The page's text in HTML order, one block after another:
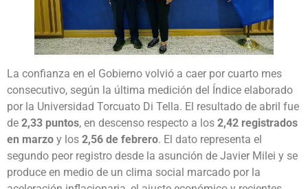
La confianza en el Gobierno volvió a caer por cuarto mes
consecutivo, según la última medición del Índice elaborado
por la Universidad Torcuato Di Tella. El resultado de abril fue
de 2,33 puntos, en descenso respecto a los 2,42 registrados
en marzo y los 2,56 de febrero. El dato representa el
segundo peor registro desde la asunción de Javier Milei y se
produce en medio de un clima social marcado por la